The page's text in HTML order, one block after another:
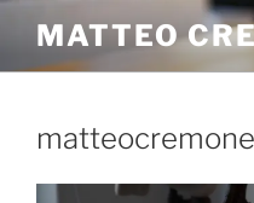
MATTEO